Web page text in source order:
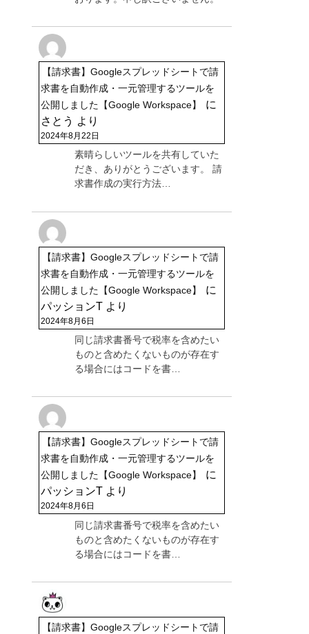
【請求書】Googleスプレッドシートで請
求書を自動作成・一元管理するツールを
公開しました【Google Workspace】
に
さとう より
2024年8月22日
素晴らしいツールを共有していた
だき、ありがとうございます。 請
求書作成の実行方法…
【請求書】Googleスプレッドシートで請
求書を自動作成・一元管理するツールを
公開しました【Google Workspace】
に
パッションT より
2024年8月6日
同じ請求書番号で税率を含めたい
ものと含めたくないものが存在す
る場合にはコードを書…
【請求書】Googleスプレッドシートで請
求書を自動作成・一元管理するツールを
公開しました【Google Workspace】
に
パッションT より
2024年8月6日
同じ請求書番号で税率を含めたい
ものと含めたくないものが存在す
る場合にはコードを書…
【請求書】Googleスプレッドシートで請